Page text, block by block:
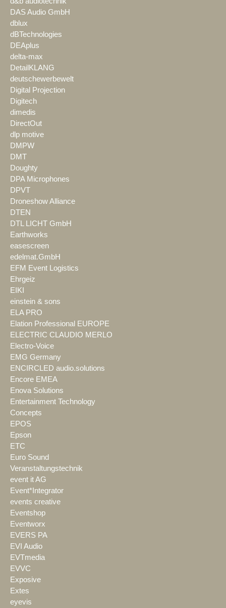
DAS Audio GmbH
dblux
dBTechnologies
DEAplus
delta-max
DetailKLANG
deutschewerbewelt
Digital Projection
Digitech
dimedis
DirectOut
dlp motive
DMPW
DMT
Doughty
DPA Microphones
DPVT
Droneshow Alliance
DTEN
DTL LICHT GmbH
Earthworks
easescreen
edelmat.GmbH
EFM Event Logistics
Ehrgeiz
EIKI
einstein & sons
ELA PRO
Elation Professional EUROPE
ELECTRIC CLAUDIO MERLO
Electro-Voice
EMG Germany
ENCIRCLED audio.solutions
Encore EMEA
Enova Solutions
Entertainment Technology
Concepts
EPOS
Epson
ETC
Euro Sound
Veranstaltungstechnik
event it AG
Event*Integrator
events creative
Eventshop
Eventworx
EVERS PA
EVI Audio
EVTmedia
EVVC
Exposive
Extes
eyevis